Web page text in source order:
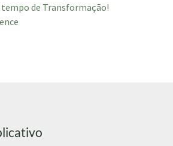
tempo de Transformação!